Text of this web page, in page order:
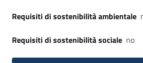
Requisiti di sostenibilità ambientale
Requisiti di sostenibilità sociale no